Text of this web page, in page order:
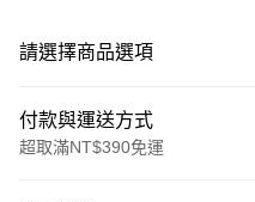
請選擇商品選項
付款與運送方式
超取滿NT$390免運